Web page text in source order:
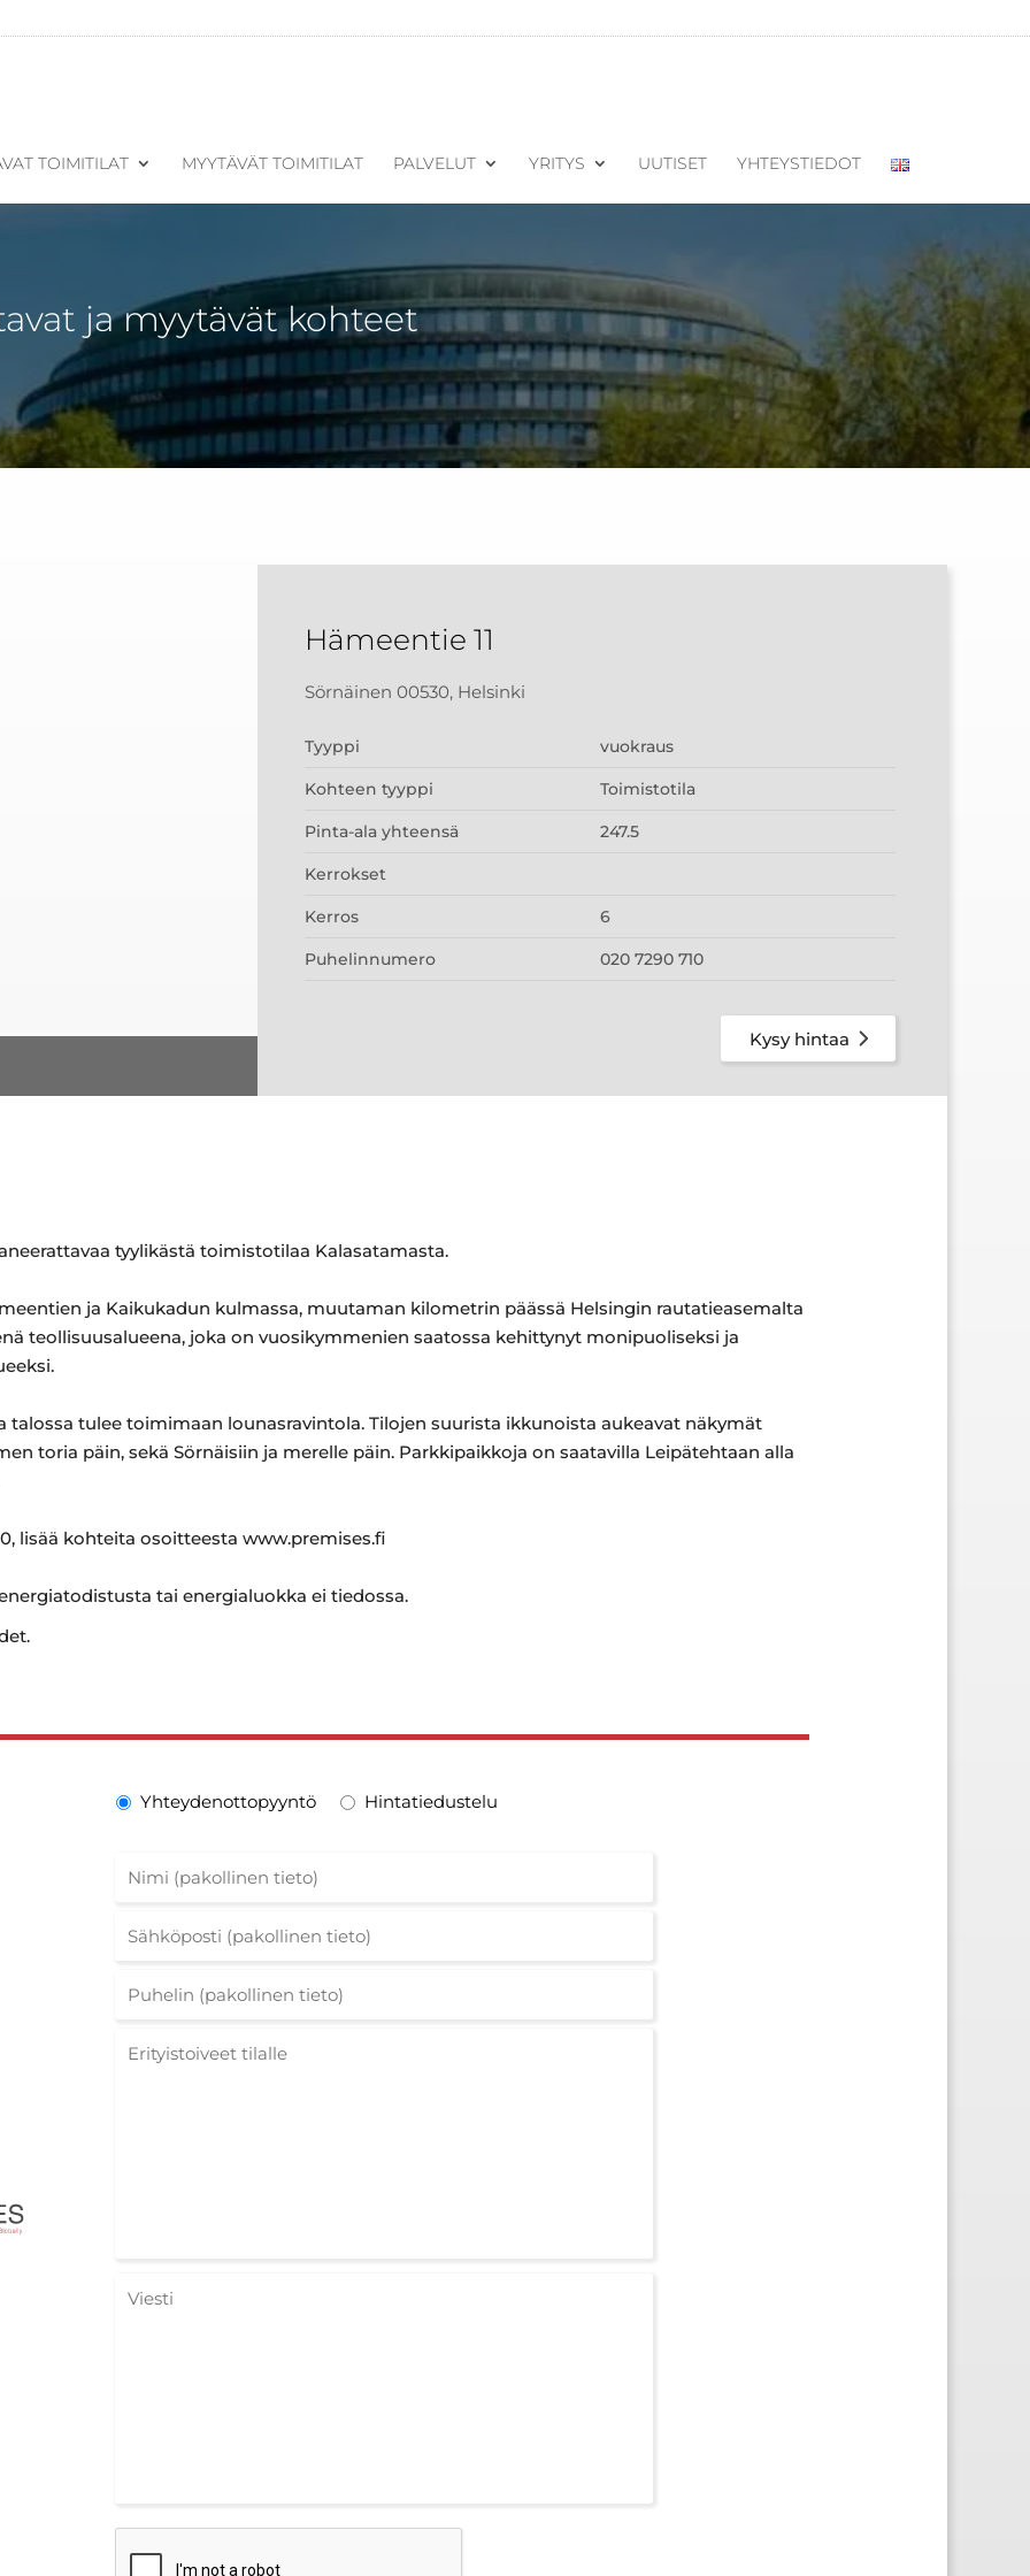
TOIMITILAT MYYTÄVÄT TOIMITILAT PALVELUT YRITYS UUTISET YHTEYSTIEDOT
ja myytävät kohteet
Hämeentie 11
Sörnäinen 00530, Helsinki
Tyyppi vuokraus
Kohteen tyyppi Toimistotila
Pinta-ala yhteensä 247.5
Kerrokset
Kerros 6
Puhelinnumero 020 7290 710
Kysy hintaa
tyylikästä toimistotilaa Kalasatamasta.
ja Kaikukadun kulmassa, muutaman kilometrin päässä Helsingin rautatieasemalta
teollisuusalueena, joka on vuosikymmenien saatossa kehittynyt monipuoliseksi ja
talossa tulee toimimaan lounasravintola. Tilojen suurista ikkunoista aukeavat näkymät
toria päin, sekä Sörnäisiin ja merelle päin. Parkkipaikkoja on saatavilla Leipätehtaan alla
lisää kohteita osoitteesta www.premises.fi
tai energialuokka ei tiedossa.
Yhteydenottopyyntö Hintatiedustelu